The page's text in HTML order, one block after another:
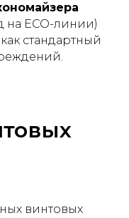
на ECO-линии)
стандартный
винтовых